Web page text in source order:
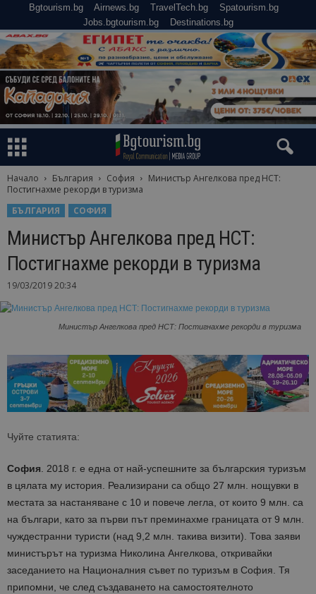
Bgtourism.bg Airnews.bg TravelTech.bg
Spatourism.bg
Jobs.bgtourism.bg
Destinations.bg
Начало България София
Министър Ангелкова пред НСТ:
Постигнахме рекорди в туризма
БЪЛГАРИЯ
СОФИЯ
Министър Ангелкова пред НСТ:
Постигнахме рекорди в туризма
19/03/2019 20:34
Министър Ангелкова пред НСТ: Постигнахме рекорди в туризма
Чуйте статията:
София. 2018 г. e една от най-успешните за българския туризъм
в цялата му история. Реализирани са общо 27 млн. нощувки в
местата за настаняване с 10 и повече легла, от които 9 млн. са
на българи, като за първи път преминахме границата от 9 млн.
чуждестранни туристи (над 9,2 млн. такива визити). Това заяви
министърът на туризма Николина Ангелкова, откривайки
заседанието на Националния съвет по туризъм в София. Тя
припомни, че след създаването на самостоятелното